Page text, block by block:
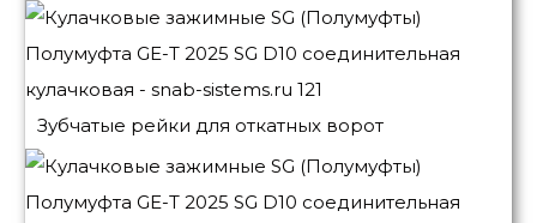
Зубчатые рейки для откатных ворот